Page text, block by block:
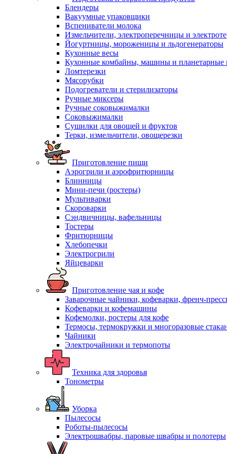
Блендеры
Вакуумные упаковщики
Вспениватели молока
Измельчители, электроперечницы и
Йогуртницы, мороженицы и льдогенераторы
Кухонные весы
Кухонные комбайны, машины и планетарные
Ломтерезки
Мясорубки
Подогреватели и стерилизаторы
Ручные миксеры
Ручные соковыжималки
Соковыжималки
Сушилки для овощей и фруктов
Терки, измельчители, овощерезки
Приготовление пищи
Аэрогрили и аэрофритюрницы
Блинницы
Мини-печи (ростеры)
Мультиварки
Скороварки
Сэндвичницы, вафельницы
Тостеры
Фритюрницы
Хлебопечки
Электрогрили
Яйцеварки
Приготовление чая и кофе
Заварочные чайники, кофеварки, френч-
Кофеварки и кофемашины
Кофемолки, ростеры для кофе
Термосы, термокружки и многоразовые
Чайники
Электрочайники и термопоты
Техника для здоровья
Тонометры
Уборка
Пылесосы
Роботы-пылесосы
Электрошвабры, паровые швабры и полотеры